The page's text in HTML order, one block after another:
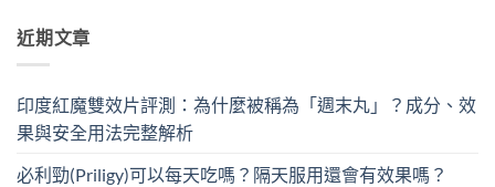
近期文章
印度紅魔雙效片評測：為什麼被稱為「週末丸」？成分、效
果與安全用法完整解析
必利勁(Priligy)可以每天吃嗎？隔天服用還會有效果嗎？